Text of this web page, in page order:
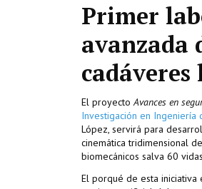
Primer
avanzada
El proyectoAvances en
Investigación en Ingeniería
López, servirá para
cinemática tridimensional
biomecánicos salva 60
El porqué de esta iniciativa